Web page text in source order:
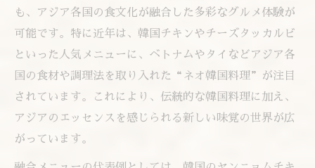
韓国料理が人気の理由と本場のこだわり
韓国料理の専門店で体験できるアジアの味
韓国料理店の雰囲気やサービスの楽しみ方
新しい韓国料理のスタイルが注目される理
由
ヘルシー志向に合う韓国料理の新しい楽しみ方
韓国料理で叶うヘルシーライフの始め方
も、アジア各国の食文化が融合した多彩なグルメ体験が
可能です。特に近年は、韓国チキンやチーズタッカルビ
といった人気メニューに、ベトナムやタイなどアジア各
国の食材や調理法を取り入れた“ネオ韓国料理”が注目
されています。これにより、伝統的な韓国料理に加え、
アジアのエッセンスを感じられる新しい味覚の世界が広
がっています。